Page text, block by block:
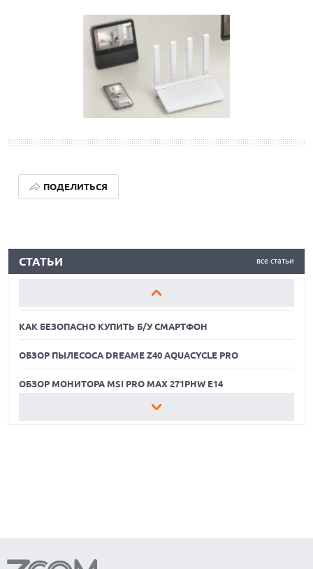
ПОДЕЛИТЬСЯ
все статьи
СТАТЬИ
ОБЗОР МОНИТОРА MSI PRO MAX 271PHW E14
КАК БЕЗОПАСНО КУПИТЬ Б/У СМАРТФОН
ОБЗОР ПЫЛЕСОСА DREAME Z40 AQUACYCLE PRO
ОБЗОР МОНИТОРА MSI PRO MAX 271PHW E14
КАК БЕЗОПАСНО КУПИТЬ Б/У СМАРТФОН